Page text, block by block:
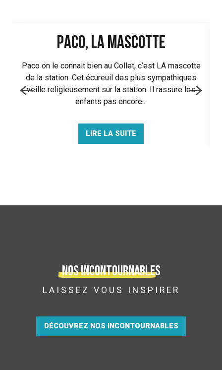
PACO, LA MASCOTTE
Paco on le connait bien au Collet, c’est LA mascotte
de la station. Cet écureuil des plus sympathiques
veille religieusement sur la station. Il rassure les
enfants pas encore...
LIRE LA SUITE
Nos incontournables
LAISSEZ VOUS INSPIRER
DÉCOUVREZ NOS INCONTOURNABLES